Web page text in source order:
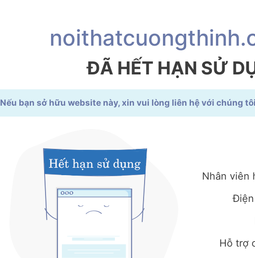
ĐÃ HẾT HẠN SỬ
Nếu bạn sở hữu website này, xin vui lòng liên hệ với chúng
Nhân viên
Hỗ trợ